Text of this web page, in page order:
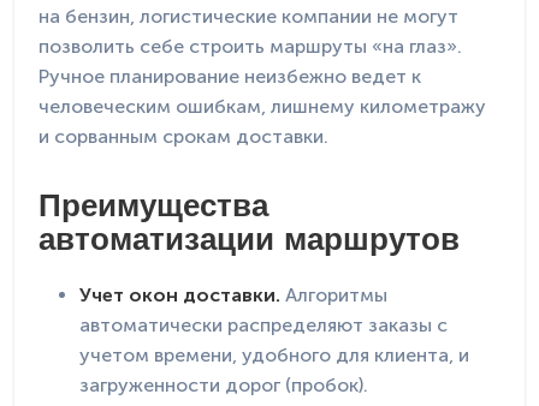
на бензин, логистические компании не могут
позволить себе строить маршруты «на глаз».
Ручное планирование неизбежно ведет к
человеческим ошибкам, лишнему километражу
и сорванным срокам доставки.
Преимущества
автоматизации маршрутов
Учет окон доставки. Алгоритмы
автоматически распределяют заказы с
учетом времени, удобного для клиента, и
загруженности дорог (пробок).